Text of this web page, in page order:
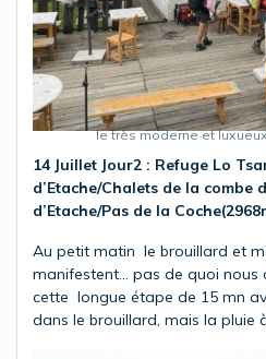
le très moderne et
14 Juillet Jour2 : Refuge Lo
d’Etache/Chalets de la combe
d’Etache/Pas de la
Au petit matin le brouillard et
manifestent… pas de quoi nous
cette longue étape de 15 mn
dans le brouillard, mais la pluie